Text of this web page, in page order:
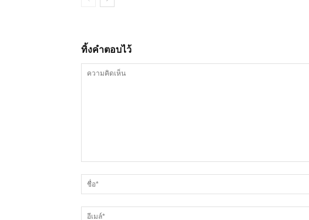
ทิ้งคำตอบไว้